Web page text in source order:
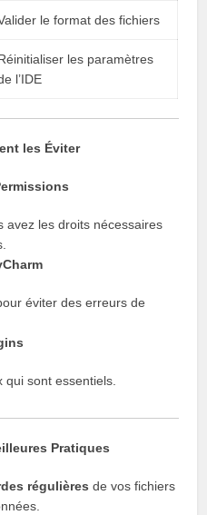
le format des fichiers
les paramètres
l’IDE
les Éviter
avez les droits nécessaires
éviter des erreurs de
sont essentiels.
Pratiques
régulières de vos fichiers